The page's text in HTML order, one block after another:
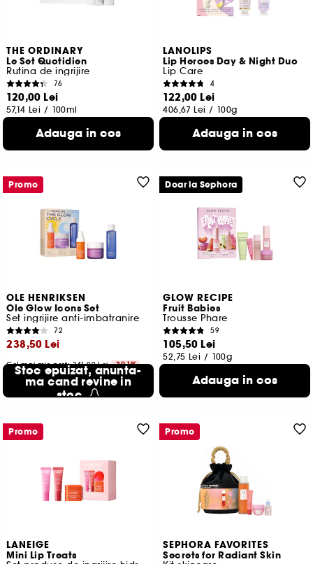
THE ORDINARY
Le Set Quotidien
Rutina de ingrijire
76
120,00 Lei
57,14 Lei / 100ml
Adauga in cos
LANOLIPS
Lip Heroes Day & Night Duo
Lip Care
4
122,00 Lei
406,67 Lei / 100g
Adauga in cos
OLE HENRIKSEN
Ole Glow Icons Set
Set ingrijire anti-imbatranire
72
238,50 Lei
Cel mai mic pret:341,00 Lei -30.1%
183,46 Lei /100ml
Stoc epuizat, anunta-
ma cand revine in
stoc
Promo
GLOW RECIPE
Fruit Babies
Trousse Phare
59
105,50 Lei
52,75 Lei / 100g
Adauga in cos
Doar la Sephora
LANEIGE
Mini Lip Treats
Promo
SEPHORA FAVORITES
Secrets for Radiant Skin
Promo